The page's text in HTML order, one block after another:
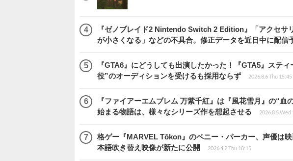
『ゼノブレイド2 Nintendo Switch 2 Edition』「アクセサ
が小さくなる」などの不具合。修正データを近日中に配信
『GTA6』にどうしても出演したかった！『GTA5』ステ
役”のオーディションを受けるも採用ならず
2026.8.6 Thu 15:45
『ファイアーエムブレム 万紫千紅』は『風花雪月』の“
始まる物語は、様々なシリーズ作を想起させる
2026.8.5 Wed
格ゲー『MARVEL Tōkon』のペニー・パーカー、声優は
本語吹き替え映像が新たに公開
2026.4.2 Thu 18:15